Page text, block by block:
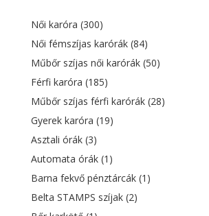
Női karóra (300)
Női fémszíjas karórák (84)
Műbőr szíjas női karórák (50)
Férfi karóra (185)
Műbőr szíjas férfi karórák (28)
Gyerek karóra (19)
Asztali órák (3)
Automata órák (1)
Barna fekvő pénztárcák (1)
Belta STAMPS szíjak (2)